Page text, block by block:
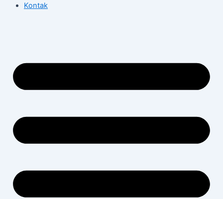
Kontak